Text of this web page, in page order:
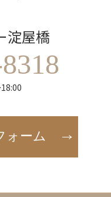
淀屋橋
ォーム